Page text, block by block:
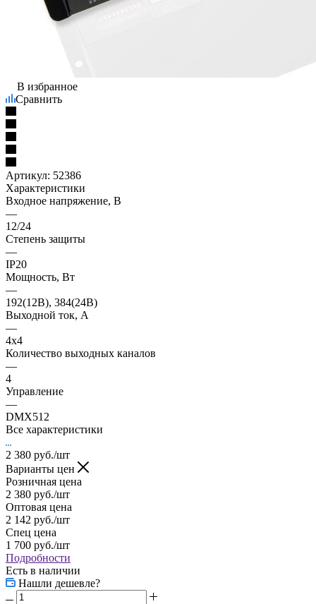
В избранное
Сравнить
Артикул: 52386
Характеристики
Входное напряжение, В
—
12/24
Степень защиты
—
IP20
Мощность, Вт
—
192(12В), 384(24В)
Выходной ток, А
—
4x4
Количество выходных каналов
—
4
Управление
—
DMX512
Все характеристики
2 380 руб./шт
Варианты цен
Розничная цена
2 380 руб./шт
Оптовая цена
2 142 руб./шт
Спец цена
1 700 руб./шт
Подробности
Есть в наличии
Нашли дешевле?